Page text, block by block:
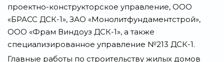
проектно-конструкторское управление, ООО
«БРАСС ДСК-1», ЗАО «Монолитфундаментстрой»,
ООО «Фрам Виндоуз ДСК-1», а также
специализированное управление №213 ДСК-1.
Главные работы по строительству жилых домов